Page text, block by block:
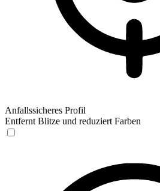
Anfallssicheres Profil
Entfernt Blitze und reduziert Farben